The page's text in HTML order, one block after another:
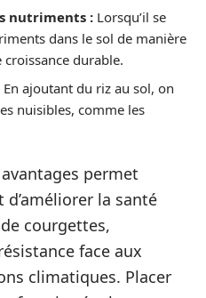
nutriments : Lorsqu’il se
dans le sol de manière
durable.
En ajoutant du riz au sol, on
nuisibles, comme les
permet
d’améliorer la santé
courgettes,
face aux
climatiques. Placer